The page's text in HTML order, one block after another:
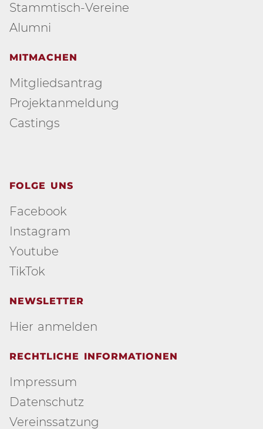
Stammtisch-Vereine
Alumni
MITMACHEN
Mitgliedsantrag
Projektanmeldung
Castings
FOLGE UNS
Facebook
Instagram
Youtube
TikTok
NEWSLETTER
Hier anmelden
RECHTLICHE INFORMATIONEN
Impressum
Datenschutz
Vereinssatzung